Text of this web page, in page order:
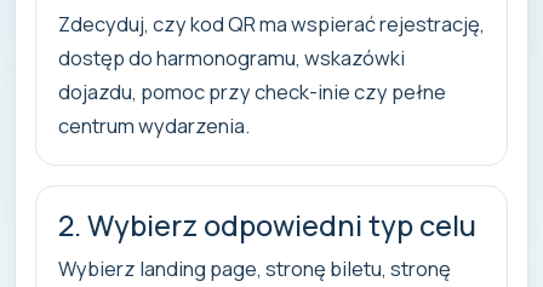
Zdecyduj, czy kod QR ma wspierać rejestrację,
dostęp do harmonogramu, wskazówki
dojazdu, pomoc przy check-inie czy pełne
centrum wydarzenia.
2. Wybierz odpowiedni typ celu
Wybierz landing page, stronę biletu, stronę